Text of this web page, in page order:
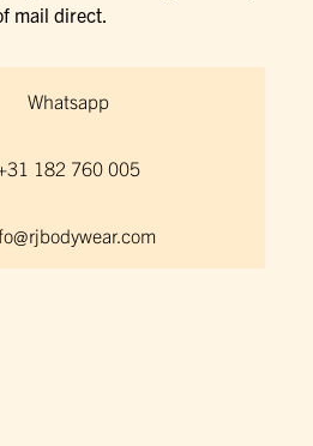
mail direct.
Whatsapp
182 760 005